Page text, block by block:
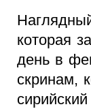
которая
день в
скринам,